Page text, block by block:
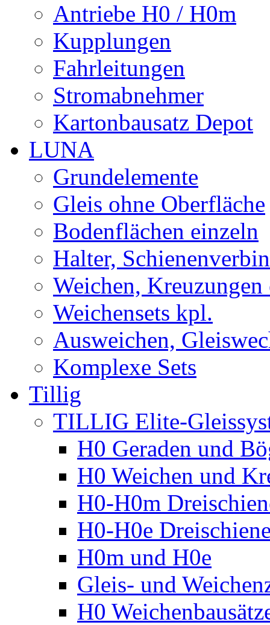
Antriebe H0 / H0m
Kupplungen
Fahrleitungen
Stromabnehmer
Kartonbausatz Depot
LUNA
Grundelemente
Gleis ohne Oberfläche
Bodenflächen einzeln
Halter,
Weichen, Kreuzungen
Weichensets kpl.
Ausweichen,
Komplexe Sets
Tillig
TILLIG Elite-
H0 Geraden und
H0 Weichen und
H0-H0m
H0-H0e
H0m und H0e
Gleis- und
H0